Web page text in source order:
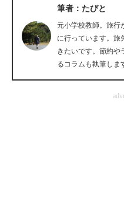
ITエンジニア向け専門サイト
企業向けIT製品の総合サイト
IT製品の技術・比較・事例
筆者：たびと
元小学校教師。旅行
に行っています。旅
きたいです。節約や
るコラムも執筆しま